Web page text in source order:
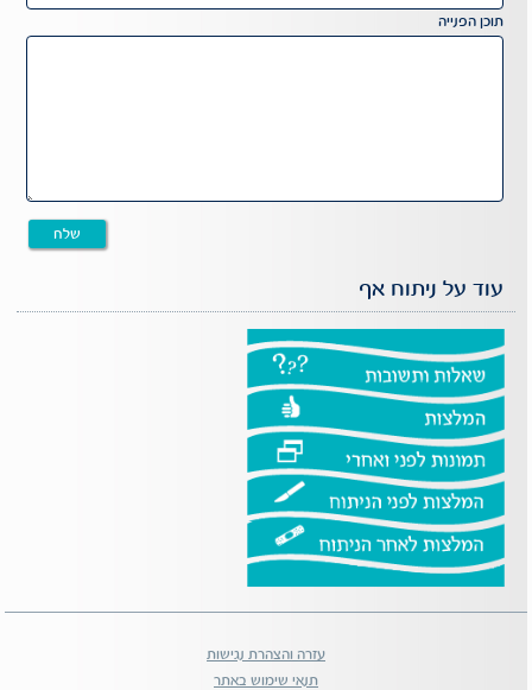
תוכן הפנייה
עוד על ניתוח אף
עזרה והצהרת נגישות
תנאי שימוש באתר